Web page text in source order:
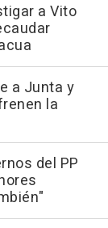
a Vito
a Junta y
la
del PP